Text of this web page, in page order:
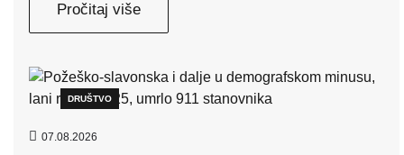
Pročitaj više
DRUŠTVO
07.08.2026